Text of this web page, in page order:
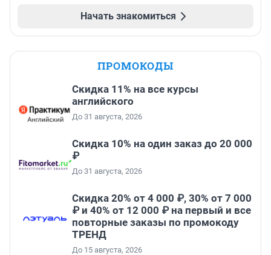
Начать знакомиться
ПРОМОКОДЫ
Скидка 11% на все курсы
английского
До 31 августа, 2026
Скидка 10% на один заказ до 20 000
₽
До 31 августа, 2026
Скидка 20% от 4 000 ₽, 30% от 7 000
₽ и 40% от 12 000 ₽ на первый и все
повторные заказы по промокоду
ТРЕНД
До 15 августа, 2026